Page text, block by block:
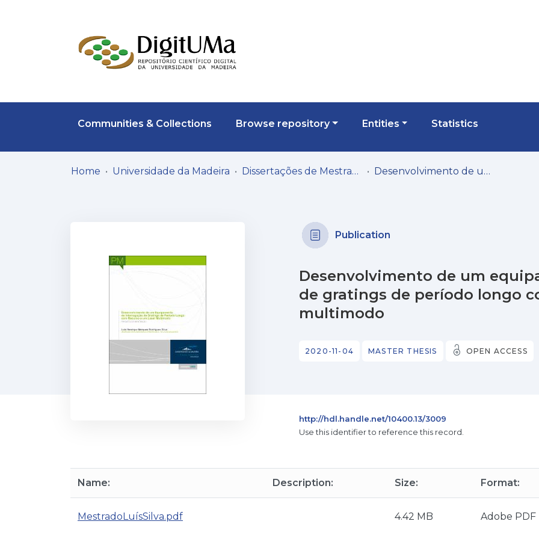
Communities & Collections Browse repository Entities Statistics
Home Universidade da Madeira Dissertações de Mestrado Desenvolvimento de um equipamento de interrogação de gratings de período longo com recurso a um laser multimodo
Publication
Desenvolvimento de um
de gratings de período longo
multimodo
2020-11-04 MASTER THESIS OPEN ACCESS
http://hdl.handle.net/10400.13/3009
Use this identifier to reference this record.
Name: Description: Size: Format:
MestradoLuísSilva.pdf 4.42 MB Adobe PDF